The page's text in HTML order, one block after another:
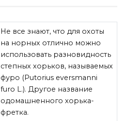
Не все знают, что для охоты
на норных отлично можно
использовать разновидность
степных хорьков, называемых
фуро (Putorius eversmanni
furo L.). Другое название
одомашненного хорька-
фретка.